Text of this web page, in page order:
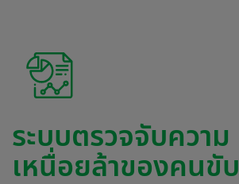
ระบบตรวจจับความ
เหนื่อยล้าของคนขับ